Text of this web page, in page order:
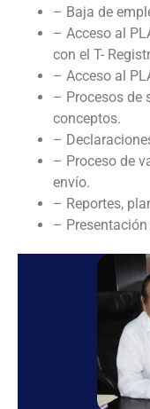
– Baja de
– Acceso al
con el T-
– Acceso al
– Procesos de
conceptos.
–
– Proceso de
envío.
– Reportes,
– Presentación